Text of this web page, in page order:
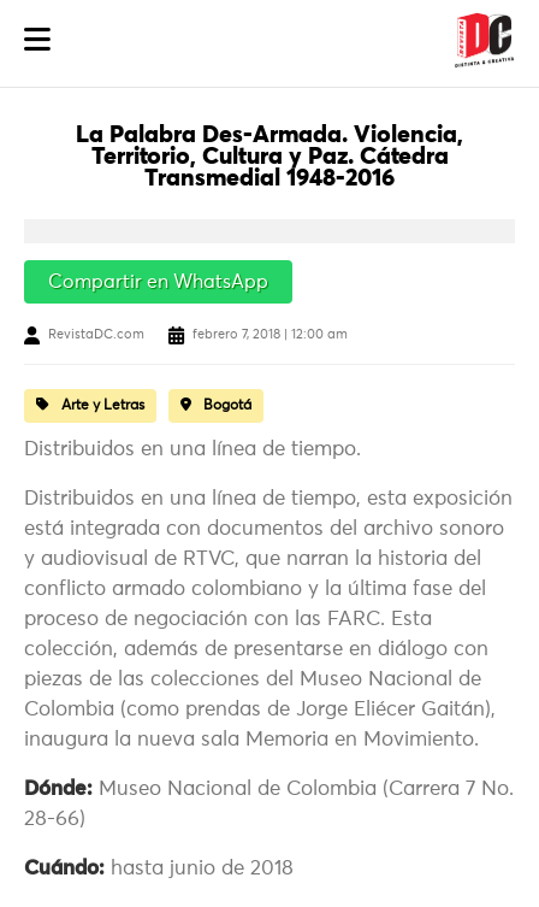
La Palabra Des-Armada. Violencia,
Territorio, Cultura y Paz. Cátedra
Transmedial 1948-2016
Compartir en WhatsApp
RevistaDC.com febrero 7, 2018 | 12:00 am
Arte y Letras Bogotá
Distribuidos en una línea de tiempo.
Distribuidos en una línea de tiempo, esta exposición
está integrada con documentos del archivo sonoro
y audiovisual de RTVC, que narran la historia del
conflicto armado colombiano y la última fase del
proceso de negociación con las FARC. Esta
colección, además de presentarse en diálogo con
piezas de las colecciones del Museo Nacional de
Colombia (como prendas de Jorge Eliécer Gaitán),
inaugura la nueva sala Memoria en Movimiento.
Dónde: Museo Nacional de Colombia (Carrera 7 No.
28-66)
Cuándo: hasta junio de 2018